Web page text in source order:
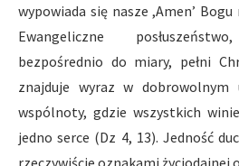
wypowiada się nasze ,Amen’ Bogu
Ewangeliczne
bezpośrednio do miary, pełni
znajduje wyraz w dobrowolnym
wspólnoty, gdzie wszystkich
jedno serce (Dz 4, 13). Jedność
rzeczywiście oznakami życiodajnej